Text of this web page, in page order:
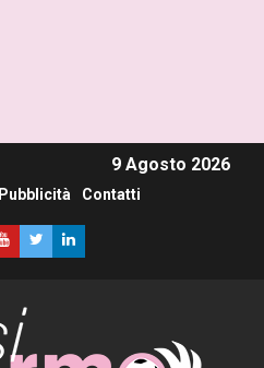
9 Agosto 2026
Pubblicità Contatti